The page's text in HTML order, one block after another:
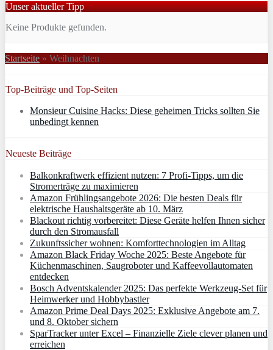
Unser aktueller Tipp
Keine Produkte gefunden.
Startseite » Weihnachten
Top-Beiträge und Top-Seiten
Monsieur Cuisine Hacks: Diese geheimen Tricks sollten Sie
unbedingt kennen
Neueste Beiträge
Balkonkraftwerk effizient nutzen: 7 Profi-Tipps, um die
Stromerträge zu maximieren
Amazon Frühlingsangebote 2026: Die besten Deals für
elektrische Haushaltsgeräte ab 10. März
Blackout richtig vorbereitet: Diese Geräte helfen Ihnen sicher
durch den Stromausfall
Zukunftssicher wohnen: Komforttechnologien im Alltag
Amazon Black Friday Woche 2025: Beste Angebote für
Küchenmaschinen, Saugroboter und Kaffeevollautomaten
entdecken
Bosch Adventskalender 2025: Das perfekte Werkzeug-Set für
Heimwerker und Hobbybastler
Amazon Prime Deal Days 2025: Exklusive Angebote am 7.
und 8. Oktober sichern
SparTracker unter Excel – Finanzielle Ziele clever planen und
erreichen